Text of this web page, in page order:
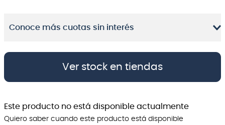
Conoce más cuotas sin interés
Ver stock en tiendas
Este producto no está disponible actualmente
Quiero saber cuando este producto está disponible